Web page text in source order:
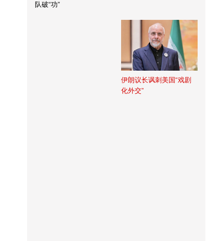
队破“功”
伊朗议长讽刺美国“戏剧
化外交”